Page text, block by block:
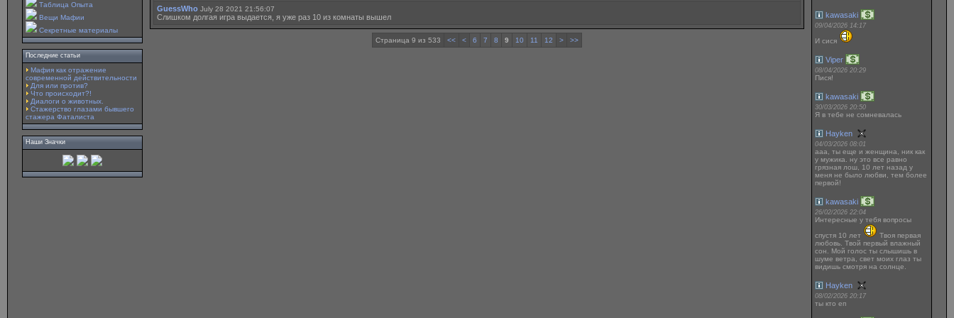
Таблица Опыта
Вещи Мафии
Секретные материалы
Последние статьи
Мафия как отражение
современной действительности
Для или против?
Что происходит?!
Диалоги о животных.
Стажерство глазами бывшего
стажера Фаталиста
Наши Значки
GuessWho July 28 2021 21:56:07
Слишком долгая игра выдается, я уже раз 10 из комнаты вышел
Страница 9 из 533 << < 6 7 8 9 10 11 12 > >>
kawasaki
09/04/2026 14:17
И сися
Viper
08/04/2026 20:29
Пися!
kawasaki
30/03/2026 20:50
Я в тебе не сомневалась
Hayken
04/03/2026 08:01
ааа, ты еще и женщина, ник как
у мужика. ну это все равно
грязная лош, 10 лет назад у
меня не было любви, тем более
первой!
kawasaki
26/02/2026 22:04
Интересные у тебя вопросы
спустя 10 лет
Твоя первая
любовь. Твой первый влажный
сон. Мой голос ты слышишь в
шуме ветра, свет моих глаз ты
видишь смотря на солнце.
Hayken
08/02/2026 20:17
ты кто еп